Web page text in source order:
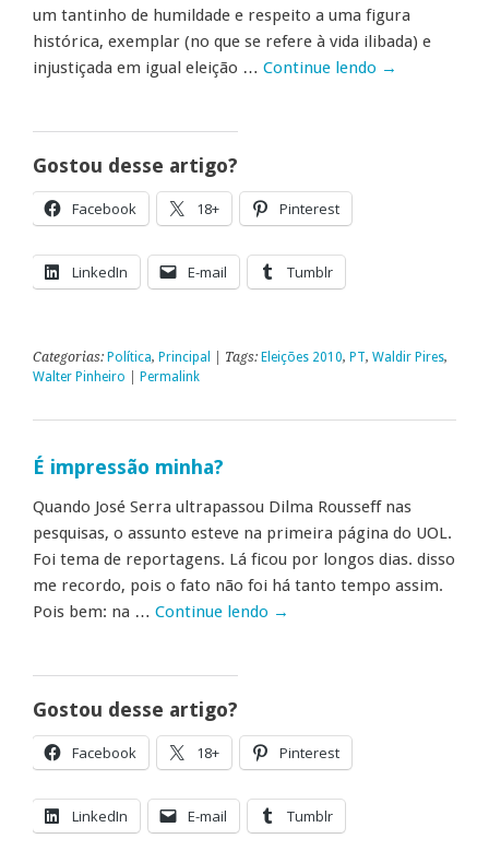
um tantinho de humildade e respeito a uma figura
histórica, exemplar (no que se refere à vida ilibada) e
injustiçada em igual eleição … Continue lendo →
Gostou desse artigo?
Facebook 18+ Pinterest
LinkedIn E-mail Tumblr
Categorias: Política, Principal | Tags: Eleições 2010, PT, Waldir Pires,
Walter Pinheiro
Permalink
É impressão minha?
Quando José Serra ultrapassou Dilma Rousseff nas
pesquisas, o assunto esteve na primeira página do UOL.
Foi tema de reportagens. Lá ficou por longos dias. disso
me recordo, pois o fato não foi há tanto tempo assim.
Pois bem: na … Continue lendo →
Gostou desse artigo?
Facebook 18+ Pinterest
LinkedIn E-mail Tumblr